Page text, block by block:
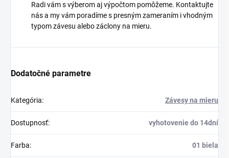
Radi vám s výberom aj výpočtom pomôžeme. Kontaktujte
nás a my vám poradíme s presným zameraním i vhodným
typom závesu alebo záclony na mieru.
Dodatočné parametre
Kategória: Závesy na mieru
Dostupnosť: vyhotovenie do 14dní
Farba: 01 biela